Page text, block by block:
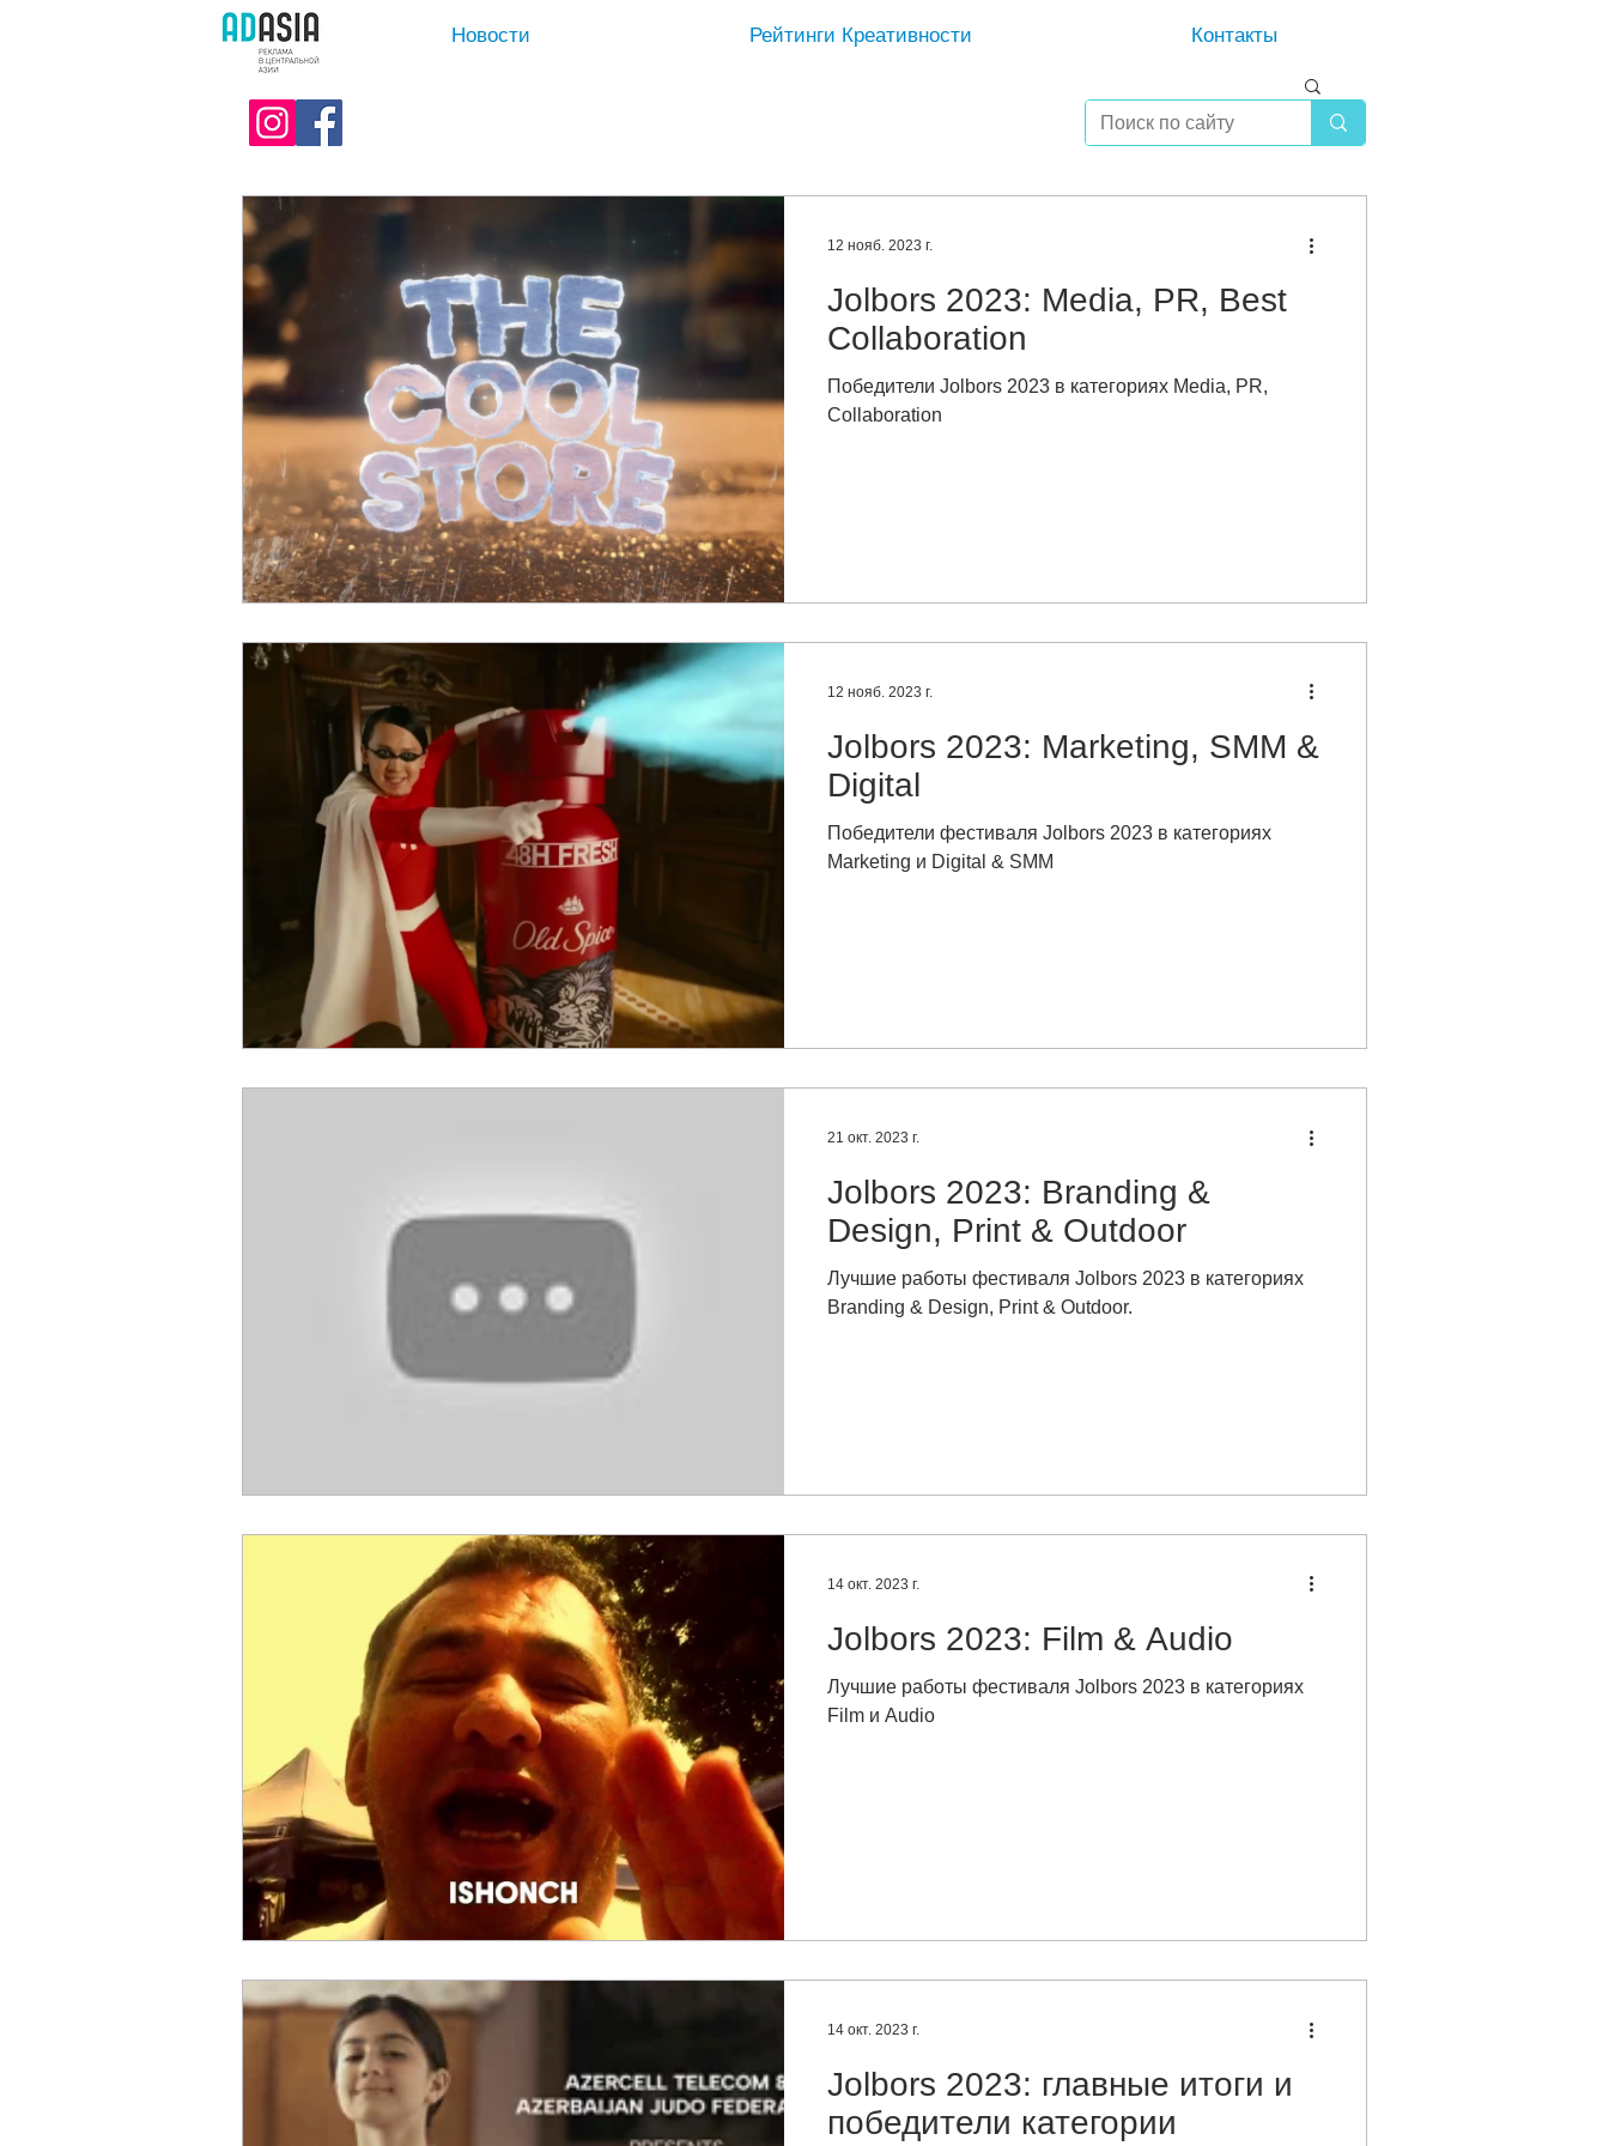
Новости Рейтинги Креативности Контакты
Jolbors 2023: Media, PR, Best
Collaboration
Победители Jolbors 2023 в категориях Media, PR,
Collaboration
12 нояб. 2023 г.
Jolbors 2023: Marketing, SMM &
Digital
Победители фестиваля Jolbors 2023 в категориях
Marketing и Digital & SMM
12 нояб. 2023 г.
Jolbors 2023: Branding &
Design, Print & Outdoor
Лучшие работы фестиваля Jolbors 2023 в категориях
Branding & Design, Print & Outdoor.
21 окт. 2023 г.
Jolbors 2023: Film & Audio
Лучшие работы фестиваля Jolbors 2023 в категориях
Film и Audio
14 окт. 2023 г.
Jolbors 2023: главные итоги и
победители категории
14 окт. 2023 г.